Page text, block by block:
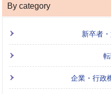
By category
新卒者
企業・行政